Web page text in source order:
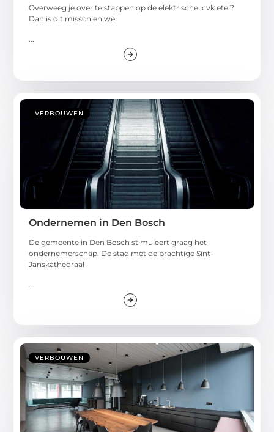
Overweeg je over te stappen op de elektrische cvk etel?
Dan is dit misschien wel
VERBOUWEN
Ondernemen in Den Bosch
De gemeente in Den Bosch stimuleert graag het
ondernemerschap. De stad met de prachtige Sint-
Janskathedraal
VERBOUWEN